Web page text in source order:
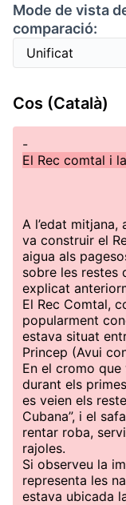
Mode de vista
comparació:
Cos (Català)
-
El Rec comtal i
A l’edat mitjana,
va construir el
aigua als
sobre les restes
explicat
El Rec Comtal,
popularment
estava situat
Princep (Avui
En el cromo que
durant els
es veien els
Cubana”, i el
rentar roba,
rajoles.
Si observeu la
representa les
estava ubicada